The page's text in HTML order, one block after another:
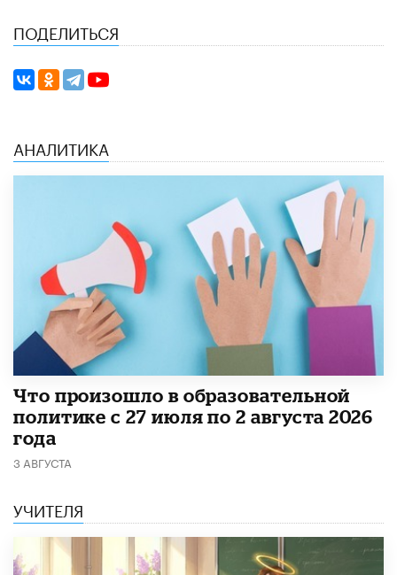
ПОДЕЛИТЬСЯ
АНАЛИТИКА
​Что произошло в образовательной
политике с 27 июля по 2 августа 2026
года
3 АВГУСТА
УЧИТЕЛЯ